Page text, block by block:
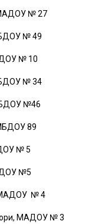
№ 27
№ 49
№ 10
№ 34
№46
89
№ 5
№5
№ 4
МАДОУ № 3